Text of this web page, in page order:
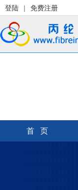
登陆 | 免费注册
首 页